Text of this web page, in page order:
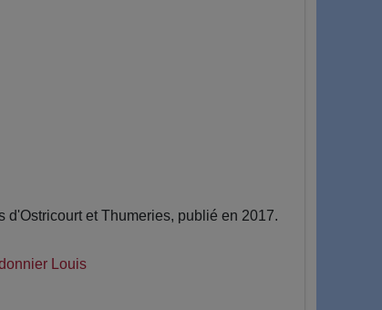
et Thumeries, publié en 2017.
Louis